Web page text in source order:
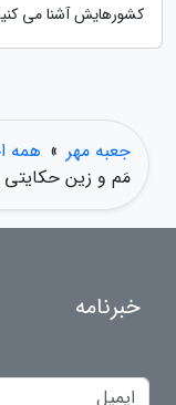
کشورهایش آشنا می
جعبه مهر » همه
مَم و زین حکایتی
خبرنامه